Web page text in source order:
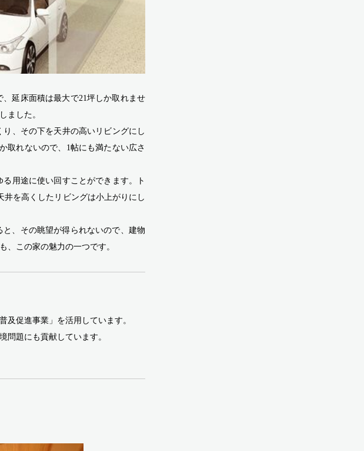
延床面積は最大で21坪しか取れませ
ました。
、その下を天井の高いリビングにし
取れないので、1帖にも満たない広さ
用途に使い回すことができます。ト
を高くしたリビングは小上がりにし
、その眺望が得られないので、建物
、この家の魅力の一つです。
促進事業」を活用しています。
問題にも貢献しています。